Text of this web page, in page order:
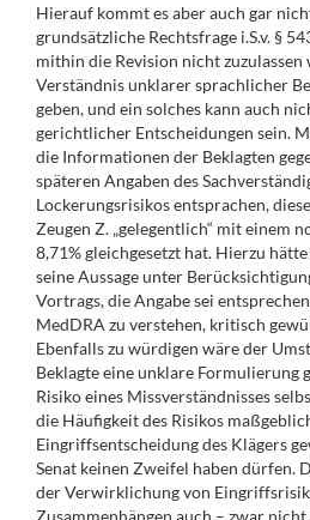
Hierauf kommt es aber auch gar
grundsätzliche Rechtsfrage i.S.v. §
mithin die Revision nicht zuzulassen
Verständnis unklarer sprachlicher
geben, und ein solches kann auch
gerichtlicher Entscheidungen sein.
die Informationen der Beklagten
späteren Angaben des
Lockerungsrisikos entsprachen,
Zeugen Z. „gelegentlich“ mit einem
8,71% gleichgesetzt hat. Hierzu
seine Aussage unter
Vortrags, die Angabe sei
MedDRA zu verstehen, kritisch
Ebenfalls zu würdigen wäre der
Beklagte eine unklare Formulierung
Risiko eines Missverständnisses
die Häufigkeit des Risikos
Eingriffsentscheidung des Klägers
Senat keinen Zweifel haben dürfen.
der Verwirklichung von
Zusammenhängen auch – zwar nicht